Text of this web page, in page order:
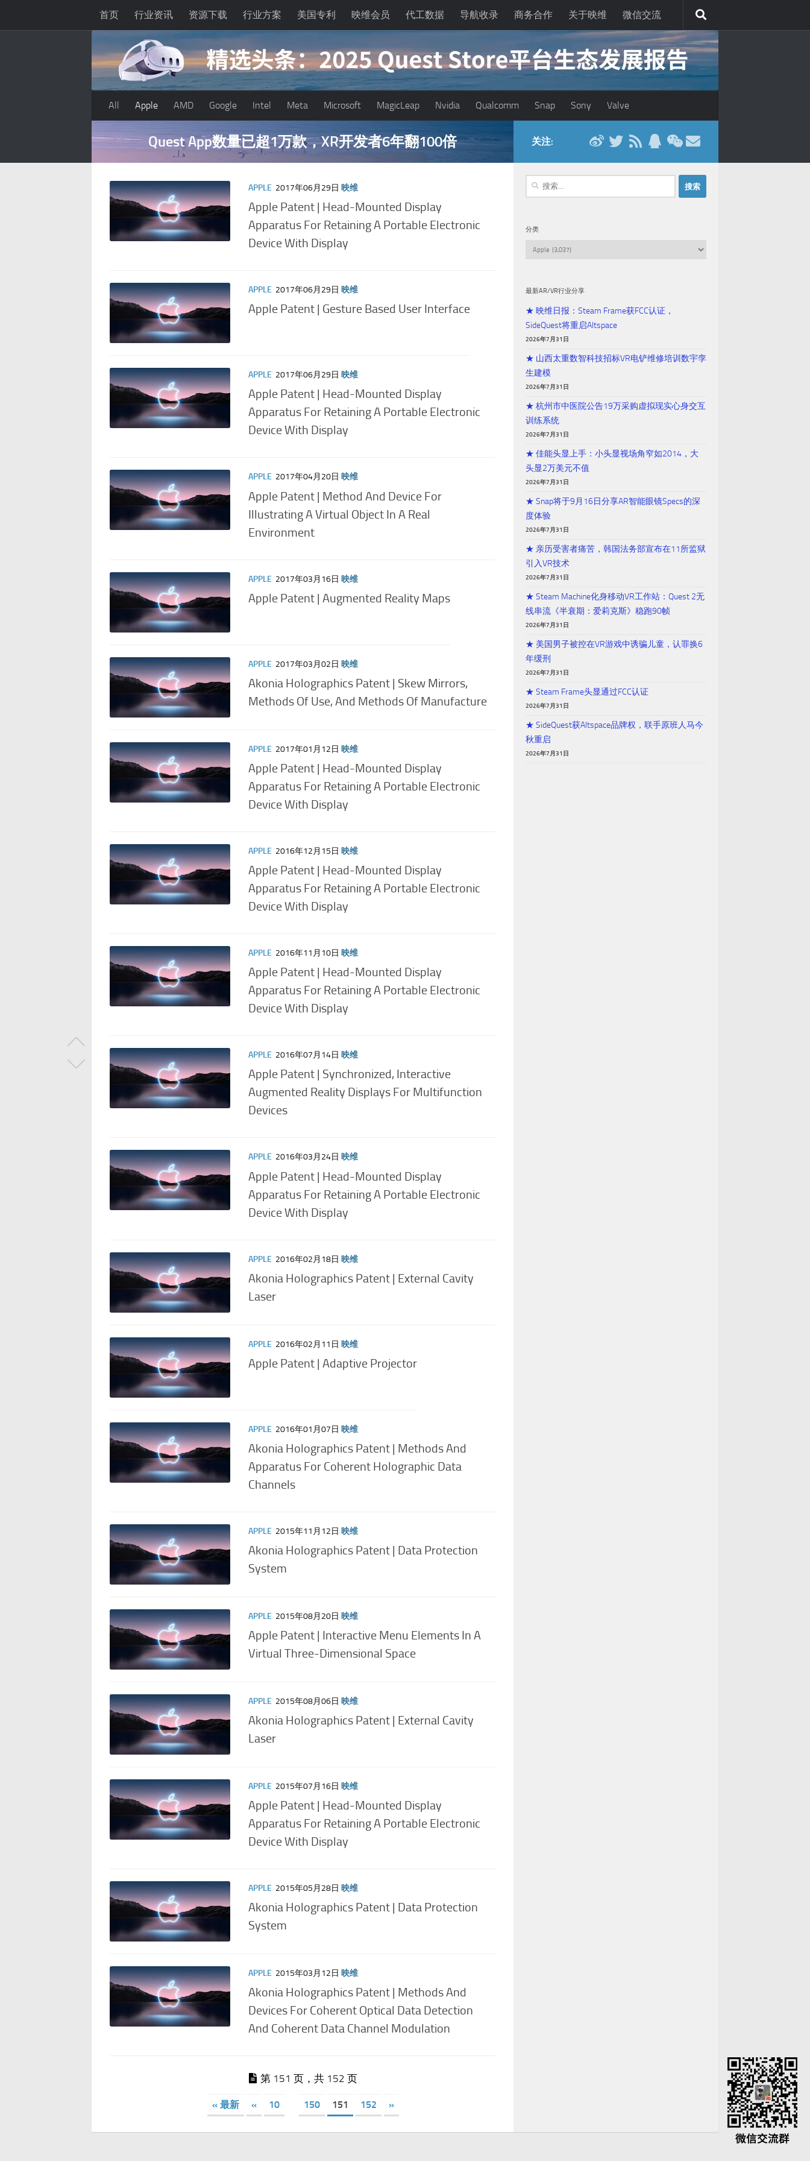
首页 行业资讯 资源下载 行业方案 美国专利 映维会员 代工数据 导航收录 商务合作 关于映维 微信交流
All Apple AMD Google Intel Meta Microsoft MagicLeap Nvidia Qualcomm Snap Sony Valve
深度分享：AI智能眼镜的现实困境与严峻出路
APPLE 2017年06月29日 映维
Apple Patent | Head-Mounted Display
Apparatus For Retaining A Portable Electronic
Device With Display
APPLE 2017年06月29日 映维
Apple Patent | Gesture Based User Interface
APPLE 2017年06月29日 映维
Apple Patent | Head-Mounted Display
Apparatus For Retaining A Portable Electronic
Device With Display
APPLE 2017年04月20日 映维
Apple Patent | Method And Device For
Illustrating A Virtual Object In A Real
Environment
APPLE 2017年03月16日 映维
Apple Patent | Augmented Reality Maps
APPLE 2017年03月02日 映维
Akonia Holographics Patent | Skew Mirrors,
Methods Of Use, And Methods Of Manufacture
APPLE 2017年01月12日 映维
Apple Patent | Head-Mounted Display
Apparatus For Retaining A Portable Electronic
Device With Display
APPLE 2016年12月15日 映维
Apple Patent | Head-Mounted Display
Apparatus For Retaining A Portable Electronic
Device With Display
APPLE 2016年11月10日 映维
Apple Patent | Head-Mounted Display
Apparatus For Retaining A Portable Electronic
Device With Display
APPLE 2016年07月14日 映维
Apple Patent | Synchronized, Interactive
Augmented Reality Displays For Multifunction
Devices
APPLE 2016年03月24日 映维
Apple Patent | Head-Mounted Display
Apparatus For Retaining A Portable Electronic
Device With Display
APPLE 2016年02月18日 映维
Akonia Holographics Patent | External Cavity
Laser
APPLE 2016年02月11日 映维
Apple Patent | Adaptive Projector
APPLE 2016年01月07日 映维
Akonia Holographics Patent | Methods And
Apparatus For Coherent Holographic Data
Channels
APPLE 2015年11月12日 映维
Akonia Holographics Patent | Data Protection
System
APPLE 2015年08月20日 映维
Apple Patent | Interactive Menu Elements In A
Virtual Three-Dimensional Space
APPLE 2015年08月06日 映维
Akonia Holographics Patent | External Cavity
Laser
APPLE 2015年07月16日 映维
Apple Patent | Head-Mounted Display
Apparatus For Retaining A Portable Electronic
Device With Display
APPLE 2015年05月28日 映维
Akonia Holographics Patent | Data Protection
System
APPLE 2015年03月12日 映维
Akonia Holographics Patent | Methods And
Devices For Coherent Optical Data Detection
And Coherent Data Channel Modulation
第 151 页，共 152 页
« 最新 « 10 150 151 152 »
关注:
搜
索：
分类
最新AR/VR行业分享
★ 映维日报：Steam Frame获FCC认证，
SideQuest将重启Altspace
2026年7月31日
★ 山西太重数智科技招标VR电铲维修培训数宇孪
生建模
2026年7月31日
★ 杭州市中医院公告19万采购虚拟现实心身交互
训练系统
2026年7月31日
★ 佳能头显上手：小头显视场角窄如2014，大
头显2万美元不值
2026年7月31日
★ Snap将于9月16日分享AR智能眼镜Specs的深
度体验
2026年7月31日
★ 亲历受害者痛苦，韩国法务部宣布在11所监狱
引入VR技术
2026年7月31日
★ Steam Machine化身移动VR工作站：Quest 2无
线串流《半衰期：爱莉克斯》稳跑90帧
2026年7月31日
★ 美国男子被控在VR游戏中诱骗儿童，认罪换6
年缓刑
2026年7月31日
★ Steam Frame头显通过FCC认证
2026年7月31日
★ SideQuest获Altspace品牌权，联手原班人马今
秋重启
2026年7月31日